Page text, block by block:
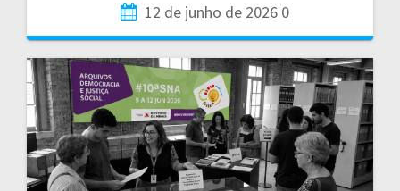
12 de junho de 2026 0